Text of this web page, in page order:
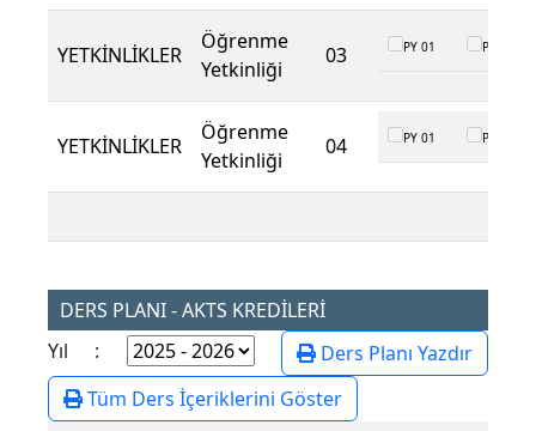
YETKİNLİKLER
Öğrenme
Yetkinliği
03 PY 01 PY 02
YETKİNLİKLER
Öğrenme
Yetkinliği
04 PY 01 PY 02
DERS PLANI - AKTS KREDİLERİ
Yıl :
Ders Planı Yazdır
Tüm Ders İçeriklerini Göster